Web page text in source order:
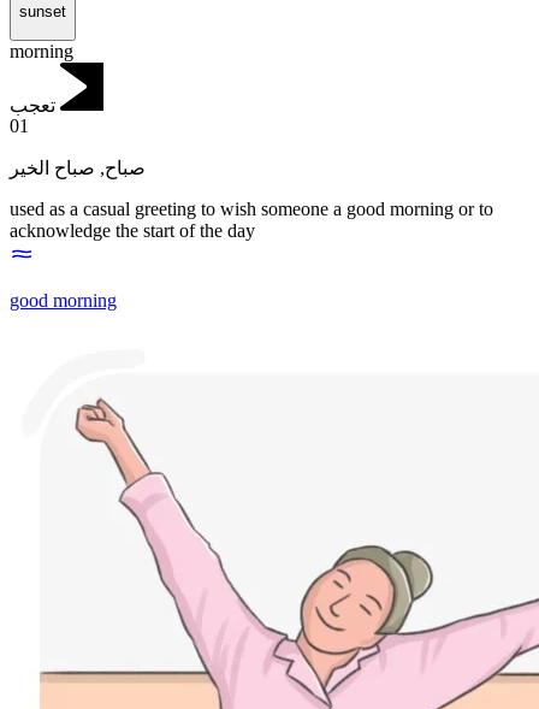
sunset
morning
تعجب
01
صباح, صباح الخير
used as a casual greeting to wish someone a good morning or to
acknowledge the start of the day
good morning